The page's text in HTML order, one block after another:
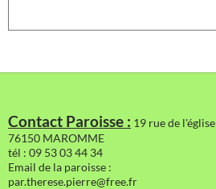
Contact Paroisse : 19 rue de l'église
76150 MAROMME
tél : 09 53 03 44 34
Email de la paroisse :
par.therese.pierre@free.fr